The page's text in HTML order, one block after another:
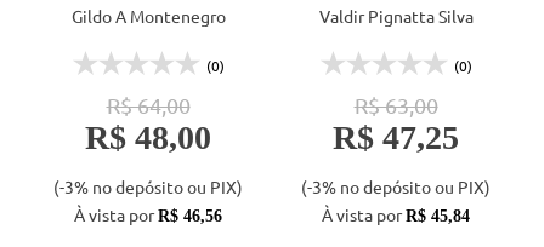
Gildo A Montenegro
(0)
R$ 64,00
R$ 48,00
(-3% no depósito ou PIX)
À vista porR$ 46,56
considerações para
arquitetura
Valdir Pignatta Silva
(0)
R$ 63,00
R$ 47,25
(-3% no depósito ou PIX)
À vista porR$ 45,84